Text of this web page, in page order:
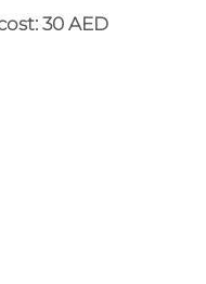
30 AED